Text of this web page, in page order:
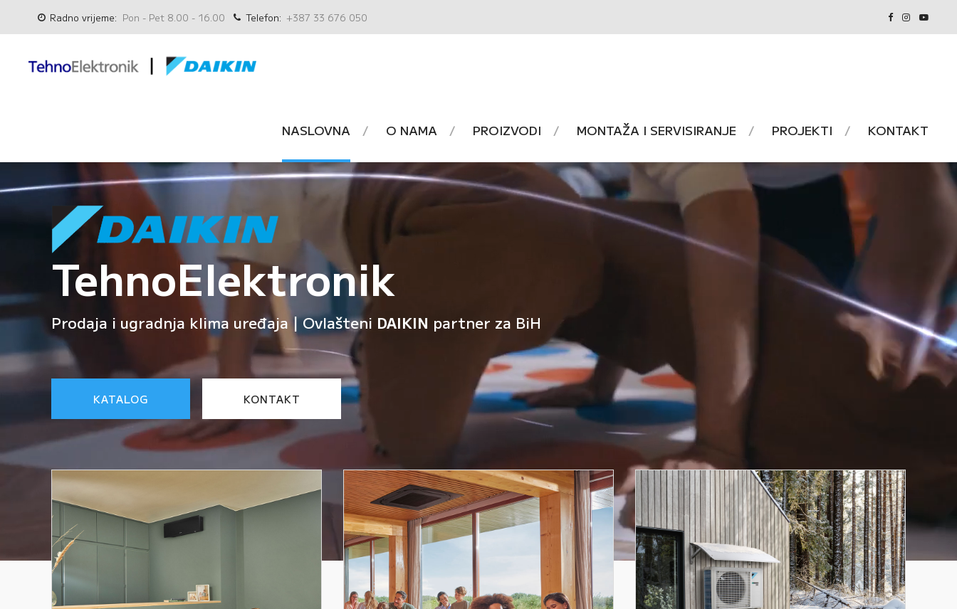
Radno vrijeme: Pon - Pet 8.00 - 16.00 Telefon: +387 33 676 050
NASLOVNA O NAMA PROIZVODI MONTAŽA I SERVISIRANJE PROJEKTI KONTAKT
TehnoElektronik
Prodaja i ugradnja klima uređaja | Ovlašteni DAIKIN partner za BiH
KATALOG KONTAKT